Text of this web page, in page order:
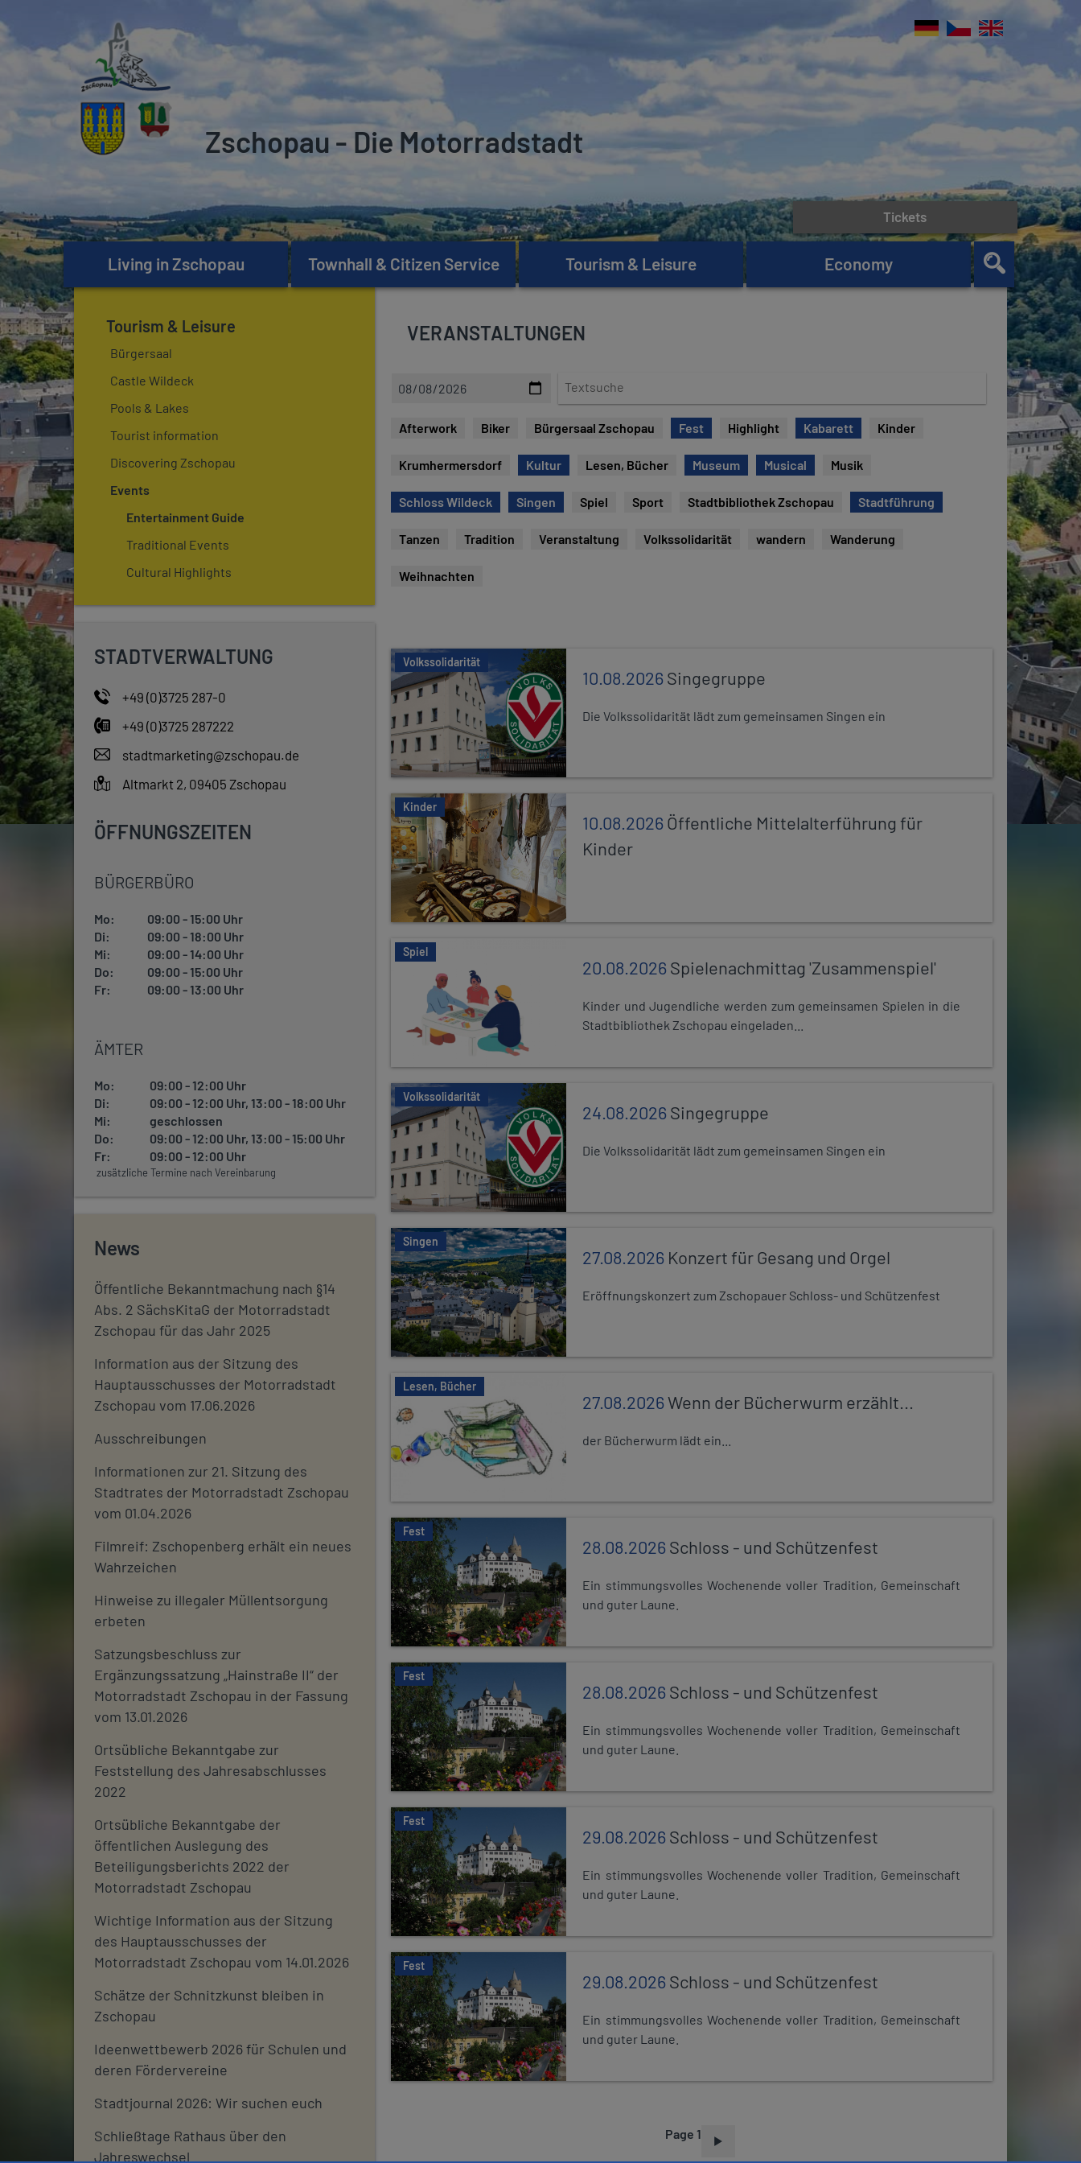
Zschopau - Die Motorradstadt
Living in Zschopau Townhall & Citizen Service Tourism & Leisure Economy
Tickets
Tourism & Leisure
Bürgersaal
Castle Wildeck
Pools & Lakes
Tourist information
Discovering Zschopau
Events
Entertainment Guide
Traditional Events
Cultural Highlights
STADTVERWALTUNG
+49 (0)3725 287-0
+49 (0)3725 287222
stadtmarketing@zschopau.de
Altmarkt 2, 09405 Zschopau
ÖFFNUNGSZEITEN
BÜRGERBÜRO
Mo:
09:00 - 15:00 Uhr
Di:
09:00 - 18:00 Uhr
Mi:
09:00 - 14:00 Uhr
Do:
09:00 - 15:00 Uhr
Fr:
09:00 - 13:00 Uhr
ÄMTER
Mo:
09:00 - 12:00 Uhr
Di:
09:00 - 12:00 Uhr, 13:00 - 18:00 Uhr
Mi:
geschlossen
Do:
09:00 - 12:00 Uhr, 13:00 - 15:00 Uhr
Fr:
09:00 - 12:00 Uhr
zusätzliche Termine nach Vereinbarung
News
Öffentliche Bekanntmachung nach §14
Abs. 2 SächsKitaG der Motorradstadt
Zschopau für das Jahr 2025
Information aus der Sitzung des
Hauptausschusses der Motorradstadt
Zschopau vom 17.06.2026
Ausschreibungen
Informationen zur 21. Sitzung des
Stadtrates der Motorradstadt Zschopau
vom 01.04.2026
Filmreif: Zschopenberg erhält ein neues
Wahrzeichen
Hinweise zu illegaler Müllentsorgung
erbeten
Satzungsbeschluss zur
Ergänzungssatzung „Hainstraße II“ der
Motorradstadt Zschopau in der Fassung
vom 13.01.2026
Ortsübliche Bekanntgabe zur
Feststellung des Jahresabschlusses
2022
Ortsübliche Bekanntgabe der
öffentlichen Auslegung des
Beteiligungsberichts 2022 der
Motorradstadt Zschopau
Wichtige Information aus der Sitzung
des Hauptausschusses der
Motorradstadt Zschopau vom 14.01.2026
Schätze der Schnitzkunst bleiben in
Zschopau
Ideenwettbewerb 2026 für Schulen und
deren Fördervereine
Stadtjournal 2026: Wir suchen euch
Schließtage Rathaus über den
Jahreswechsel
VERANSTALTUNGEN
t
s
u
Afterwork Biker Bürgersaal Zschopau Fest Highlight Kabarett Kinder
Krumhermersdorf Kultur Lesen, Bücher Museum Musical Musik
Schloss Wildeck Singen Spiel Sport Stadtbibliothek Zschopau Stadtführung
Tanzen Tradition Veranstaltung Volkssolidarität wandern Wanderung
Weihnachten
Volkssolidarität
10.08.2026Singegruppe
Die Volkssolidarität lädt zum gemeinsamen Singen ein
Kinder
10.08.2026Öffentliche Mittelalterführung für
Kinder
Spiel
20.08.2026Spielenachmittag 'Zusammenspiel'
Kinder und Jugendliche werden zum gemeinsamen Spielen in die
Stadtbibliothek Zschopau eingeladen...
Volkssolidarität
24.08.2026Singegruppe
Die Volkssolidarität lädt zum gemeinsamen Singen ein
Singen
27.08.2026 Konzert für Gesang und Orgel
Eröffnungskonzert zum Zschopauer Schloss- und Schützenfest
Lesen, Bücher
27.08.2026Wenn der Bücherwurm erzählt...
der Bücherwurm lädt ein...
Fest
28.08.2026Schloss - und Schützenfest
Ein stimmungsvolles Wochenende voller Tradition, Gemeinschaft
und guter Laune.
Fest
28.08.2026Schloss - und Schützenfest
Ein stimmungsvolles Wochenende voller Tradition, Gemeinschaft
und guter Laune.
Fest
29.08.2026Schloss - und Schützenfest
Ein stimmungsvolles Wochenende voller Tradition, Gemeinschaft
und guter Laune.
Fest
29.08.2026Schloss - und Schützenfest
Ein stimmungsvolles Wochenende voller Tradition, Gemeinschaft
und guter Laune.
Page 1